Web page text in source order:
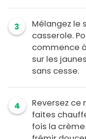
3
Mélangez le
casserole.
commence
sur les
sans cesse.
4
Reversez
faites
fois la